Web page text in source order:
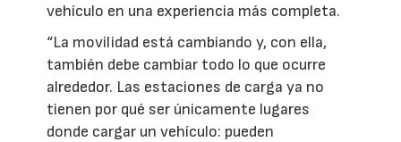
vehículo en una experiencia más completa.
“La movilidad está cambiando y, con ella,
también debe cambiar todo lo que ocurre
alrededor. Las estaciones de carga ya no
tienen por qué ser únicamente lugares
donde cargar un vehículo: pueden